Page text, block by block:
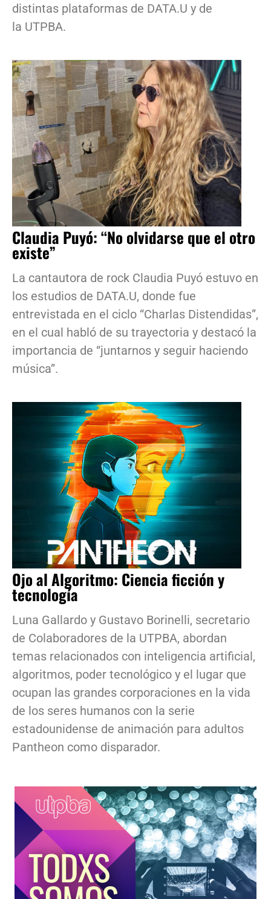
distintas plataformas de DATA.U y de
la UTPBA.
Claudia Puyó: “No olvidarse que el otro
existe”
La cantautora de rock Claudia Puyó estuvo en
los estudios de DATA.U, donde fue
entrevistada en el ciclo “Charlas Distendidas”,
en el cual habló de su trayectoria y destacó la
importancia de “juntarnos y seguir haciendo
música”.
Ojo al Algoritmo: Ciencia ficción y
tecnología
Luna Gallardo y Gustavo Borinelli, secretario
de Colaboradores de la UTPBA, abordan
temas relacionados con inteligencia artificial,
algoritmos, poder tecnológico y el lugar que
ocupan las grandes corporaciones en la vida
de los seres humanos con la serie
estadounidense de animación para adultos
Pantheon como disparador.